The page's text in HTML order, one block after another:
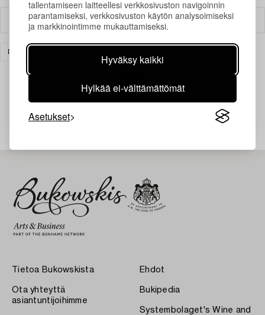
tallentamiseen laitteellesi verkkosivuston navigoinnin
parantamiseksi, verkkosivuston käytön analysoimiseksi
ja markkinointimme mukauttamiseksi.
Hyväksy kaikki
Hylkää ei-välttämättömät
Asetukset
Suodatin
Juuri nyt ei löytynyt hakuasi vastaavia kohteita.
Tietoa Bukowskista
Ota yhteyttä
asiantuntijoihimme
Ehdot
Bukipedia
Systembolaget's Wine and